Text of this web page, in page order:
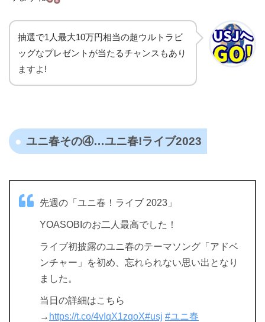
抽選で1人最大10万円相当の超ウルトラビ
ッグなプレゼントが当たるチャンスもあり
ますよ!
ユニ春その④…ユニ春!ライブ2023
先週の「ユニ春！ライブ 2023」
YOASOBIのお二人最高でした！
ライブ初披露のユニ春のテーマソング「アドベ
ンチャー」を初め、忘れられない思い出となり
ました。
当日の詳細はこちら
→ https://t.co/4vIqX1zqoX#usj #ユニ春